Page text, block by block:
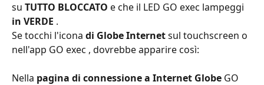
su TUTTO BLOCCATO e che il LED GO exec lampeggi
in VERDE .
Se tocchi l'icona di Globe Internet sul touchscreen o
nell'app GO exec , dovrebbe apparire così:
Nella pagina di connessionea Internet Globe GO